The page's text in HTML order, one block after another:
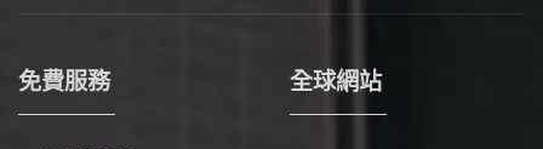
免費服務 全球網站